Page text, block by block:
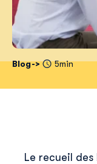
Blog 5min
Le recueil